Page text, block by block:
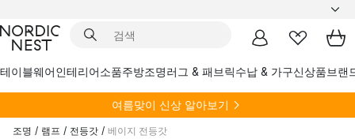
테이블웨어인테리어소품주방조명러그 & 패브릭수납 & 가구신상품브랜
여름맞이 신상 알아보기
조명 / 램프 / 전등갓 / 베이지 전등갓